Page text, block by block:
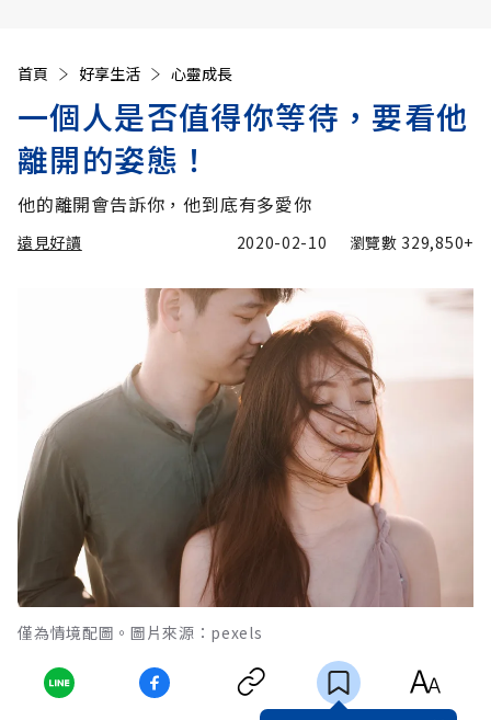
首頁 好享生活 心靈成長
一個人是否值得你等待，要看他
離開的姿態！
他的離開會告訴你，他到底有多愛你
遠見好讀 2020-02-10 瀏覽數 329,850+
僅為情境配圖。圖片來源：pexels